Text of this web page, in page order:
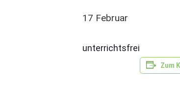
17 Februar
unterrichtsfrei
Zum